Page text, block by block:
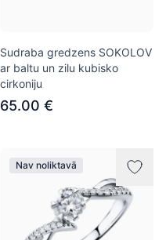
Sudraba gredzens SOKOLOV
ar baltu un zilu kubisko
cirkoniju
65.00 €
Nav noliktavā